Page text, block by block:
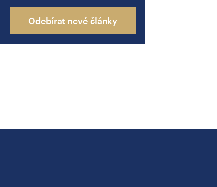
Odebírat nové články